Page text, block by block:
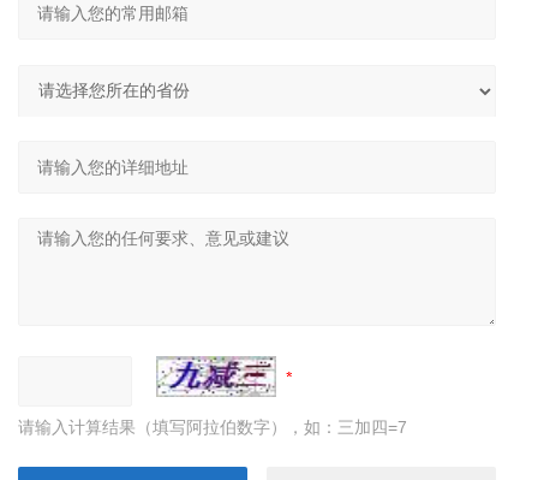
请输入计算结果（填写阿拉伯数字），如：三加四=7